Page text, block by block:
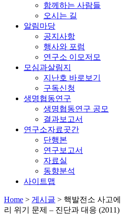
함께하는 사람들
오시는 길
알림마당
공지사항
행사와 포럼
연구소 이모저모
모심과살림지
지난호 바로보기
구독신청
생명협동연구
생명협동연구 공모
결과보고서
연구소자료곳간
단행본
연구보고서
자료실
동향분석
사이트맵
Home > 게시글 > 핵발전소 사고
리 위기 문제 – 진단과 대응 (2011)